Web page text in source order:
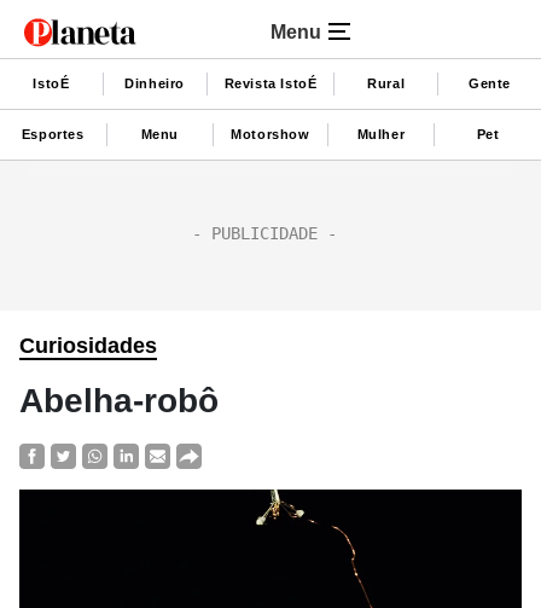
Menu
IstoÉ Dinheiro Revista IstoÉ Rural Gente
Esportes Menu Motorshow Mulher Pet
Curiosidades
Abelha-robô